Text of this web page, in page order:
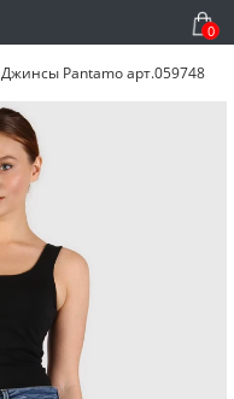
0
Джинсы Pantamo арт.059748